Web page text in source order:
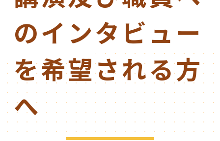
のインタビュー
を希望される方
へ